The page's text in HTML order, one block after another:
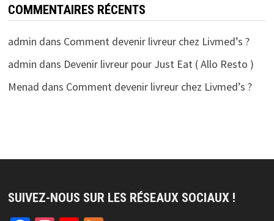
COMMENTAIRES RÉCENTS
admin dans Comment devenir livreur chez Livmed’s ?
admin dans Devenir livreur pour Just Eat ( Allo Resto )
Menad dans Comment devenir livreur chez Livmed’s ?
SUIVEZ-NOUS SUR LES RÉSEAUX SOCIAUX !